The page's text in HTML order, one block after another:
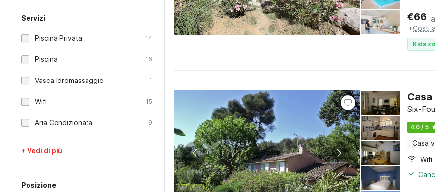
Servizi
Piscina Privata 14
Piscina 16
Vasca Idromassaggio 1
Wifi 15
Aria Condizionata 9
+ Vedi di più
Posizione
€66
+Costi
Kids
Six-
4.0 / 5
Casa
Wifi